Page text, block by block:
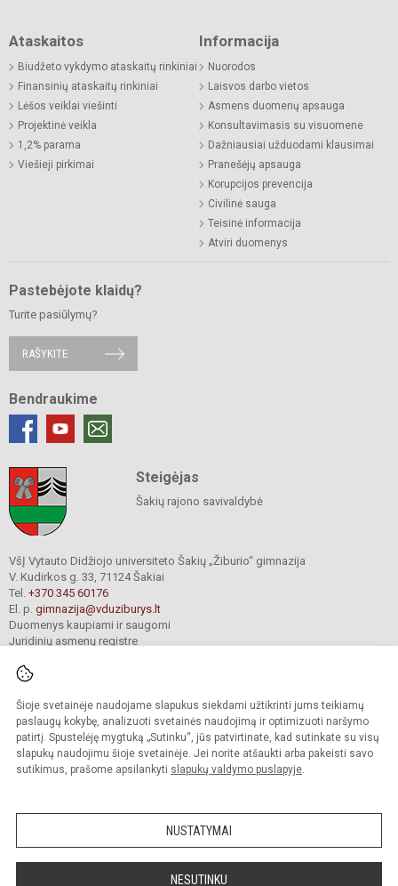
Šioje svetainėje naudojame slapukus siekdami užtikrinti jums teikiamų
paslaugų kokybę, analizuoti svetainės naudojimą ir optimizuoti naršymo
patirtį. Spustelėję mygtuką „Sutinku“, jūs patvirtinate, kad sutinkate su visų
slapukų naudojimu šioje svetainėje. Jei norite atšaukti arba pakeisti savo
sutikimus, prašome apsilankyti slapukų valdymo puslapyje.
NUSTATYMAI
NESUTINKU
Ataskaitos
Biudžeto vykdymo ataskaitų rinkiniai
Finansinių ataskaitų rinkiniai
Lėšos veiklai viešinti
Projektinė veikla
1,2% parama
Viešieji pirkimai
Informacija
Nuorodos
Laisvos darbo vietos
Asmens duomenų apsauga
Konsultavimasis su visuomene
Dažniausiai užduodami klausimai
Pranešėjų apsauga
Korupcijos prevencija
Civilinė sauga
Teisinė informacija
Atviri duomenys
Pastebėjote klaidų?
Turite pasiūlymų?
RAŠYKITE
Bendraukime
Steigėjas
Šakių rajono savivaldybė
VšĮ Vytauto Didžiojo universiteto Šakių „Žiburio“ gimnazija
V. Kudirkos g. 33, 71124 Šakiai
Tel. +370 345 60176
El. p. gimnazija@vduziburys.lt
Duomenys kaupiami ir saugomi
Juridinių asmenų registre
© 2024. VDU Šakių „Žiburio“ gimnazija. Visos teisės saugomos.
Kopijuoti turinį be raštiško gimnazijos sutikimo griežtai draudžiama.